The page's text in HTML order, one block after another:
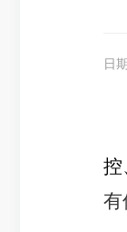
日
控
有